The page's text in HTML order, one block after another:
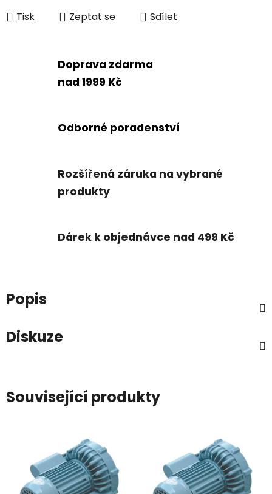
Tisk Zeptat se Sdílet
Doprava zdarma
nad 1999 Kč
Odborné poradenství
Rozšířená záruka na vybrané
produkty
Dárek k objednávce nad 499 Kč
Popis
Diskuze
Související produkty